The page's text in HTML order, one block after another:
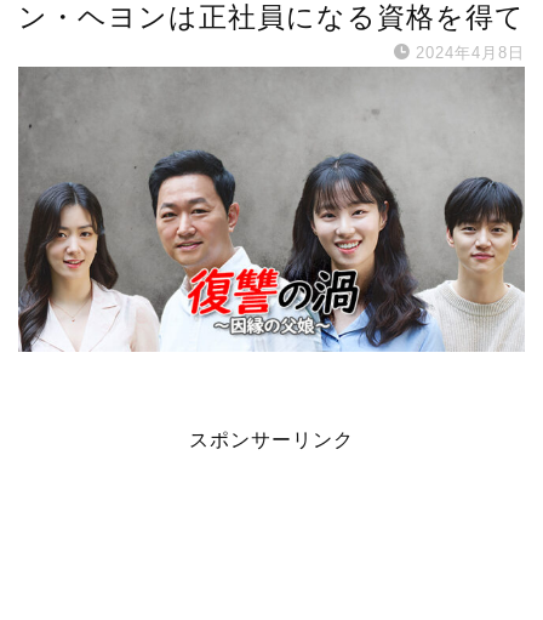
ン・ヘヨンは正社員になる資格を得て
2024年4月8日
スポンサーリンク